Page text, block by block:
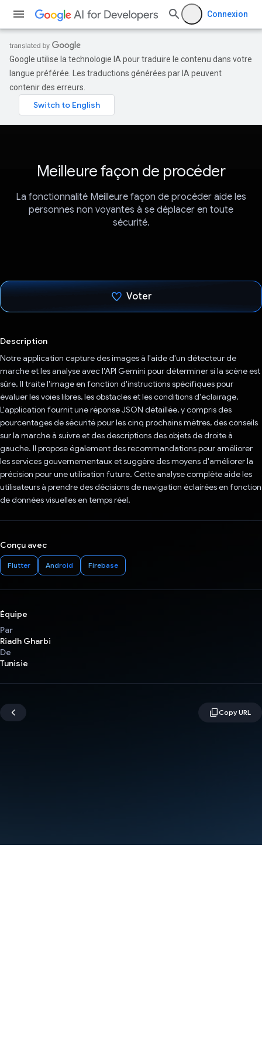
Connexion
Google utilise la technologie IA pour traduire le contenu dans votre
langue préférée. Les traductions générées par IA peuvent
contenir des erreurs.
Meilleure façon de procéder
La fonctionnalité Meilleure façon de procéder aide les
personnes non voyantes à se déplacer en toute
sécurité.
Voter
Description
Notre application capture des images à l'aide d'un détecteur de
marche et les analyse avec l'API Gemini pour déterminer si la scène est
sûre. Il traite l'image en fonction d'instructions spécifiques pour
évaluer les voies libres, les obstacles et les conditions d'éclairage.
L'application fournit une réponse JSON détaillée, y compris des
pourcentages de sécurité pour les cinq prochains mètres, des conseils
sur la marche à suivre et des descriptions des objets de droite à
gauche. Il propose également des recommandations pour améliorer
les services gouvernementaux et suggère des moyens d'améliorer la
précision pour une utilisation future. Cette analyse complète aide les
utilisateurs à prendre des décisions de navigation éclairées en fonction
de données visuelles en temps réel.
Conçu avec
Flutter Android Firebase
Équipe
Par
Riadh Gharbi
De
Tunisie